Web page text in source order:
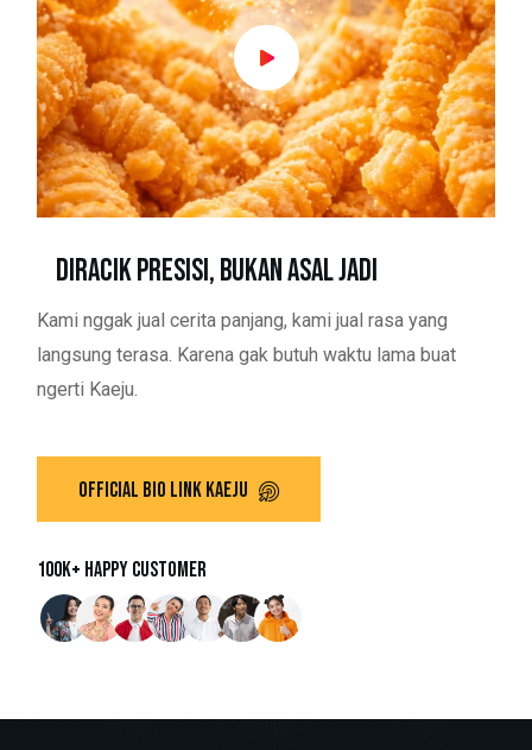
Diracik presisi, bukan asal jadi
Kami nggak jual cerita panjang, kami jual rasa yang
langsung terasa. Karena gak butuh waktu lama buat
ngerti Kaeju.
100k+ Happy customer